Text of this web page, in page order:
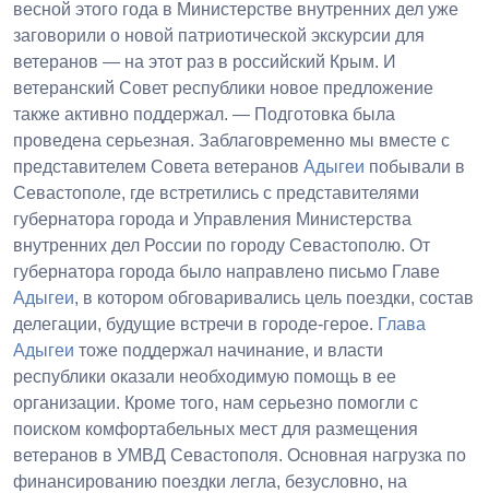
весной этого года в Министерстве внутренних дел уже
заговорили о новой патриотической экскурсии для
ветеранов — на этот раз в российский Крым. И
ветеранский Совет республики новое предложение
также активно поддержал. — Подготовка была
проведена серьезная. Заблаговременно мы вместе с
представителем Совета ветеранов Адыгеи побывали в
Севастополе, где встретились с представителями
губернатора города и Управления Министерства
внутренних дел России по городу Севастополю. От
губернатора города было направлено письмо Главе
Адыгеи, в котором обговаривались цель поездки, состав
делегации, будущие встречи в городе-герое. Глава
Адыгеи тоже поддержал начинание, и власти
республики оказали необходимую помощь в ее
организации. Кроме того, нам серьезно помогли с
поиском комфортабельных мест для размещения
ветеранов в УМВД Севастополя. Основная нагрузка по
финансированию поездки легла, безусловно, на